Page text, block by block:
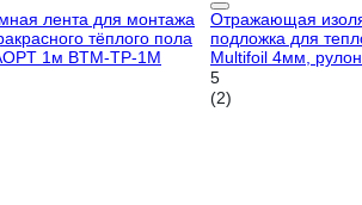
лента для монтажа
тёплого пола
1м BTM-TP-1M
Отражающая
подложка для
Multifoil 4мм,
21004
5
(2)